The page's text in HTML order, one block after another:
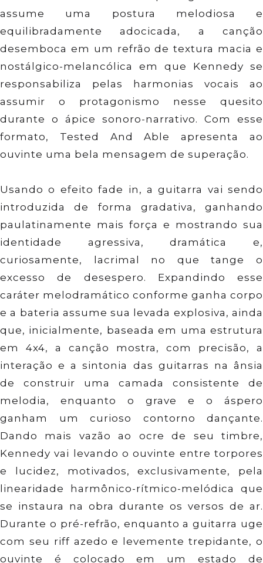
assume uma postura melodiosa e
equilibradamente adocicada, a canção
desemboca em um refrão de textura macia e
nostálgico-melancólica em que Kennedy se
responsabiliza pelas harmonias vocais ao
assumir o protagonismo nesse quesito
durante o ápice sonoro-narrativo. Com esse
formato, Tested And Able apresenta ao
ouvinte uma bela mensagem de superação.
Usando o efeito fade in, a guitarra vai sendo
introduzida de forma gradativa, ganhando
paulatinamente mais força e mostrando sua
identidade agressiva, dramática e,
curiosamente, lacrimal no que tange o
excesso de desespero. Expandindo esse
caráter melodramático conforme ganha corpo
e a bateria assume sua levada explosiva, ainda
que, inicialmente, baseada em uma estrutura
em 4x4, a canção mostra, com precisão, a
interação e a sintonia das guitarras na ânsia
de construir uma camada consistente de
melodia, enquanto o grave e o áspero
ganham um curioso contorno dançante.
Dando mais vazão ao ocre de seu timbre,
Kennedy vai levando o ouvinte entre torpores
e lucidez, motivados, exclusivamente, pela
linearidade harmônico-rítmico-melódica que
se instaura na obra durante os versos de ar.
Durante o pré-refrão, enquanto a guitarra uge
com seu riff azedo e levemente trepidante, o
ouvinte é colocado em um estado de